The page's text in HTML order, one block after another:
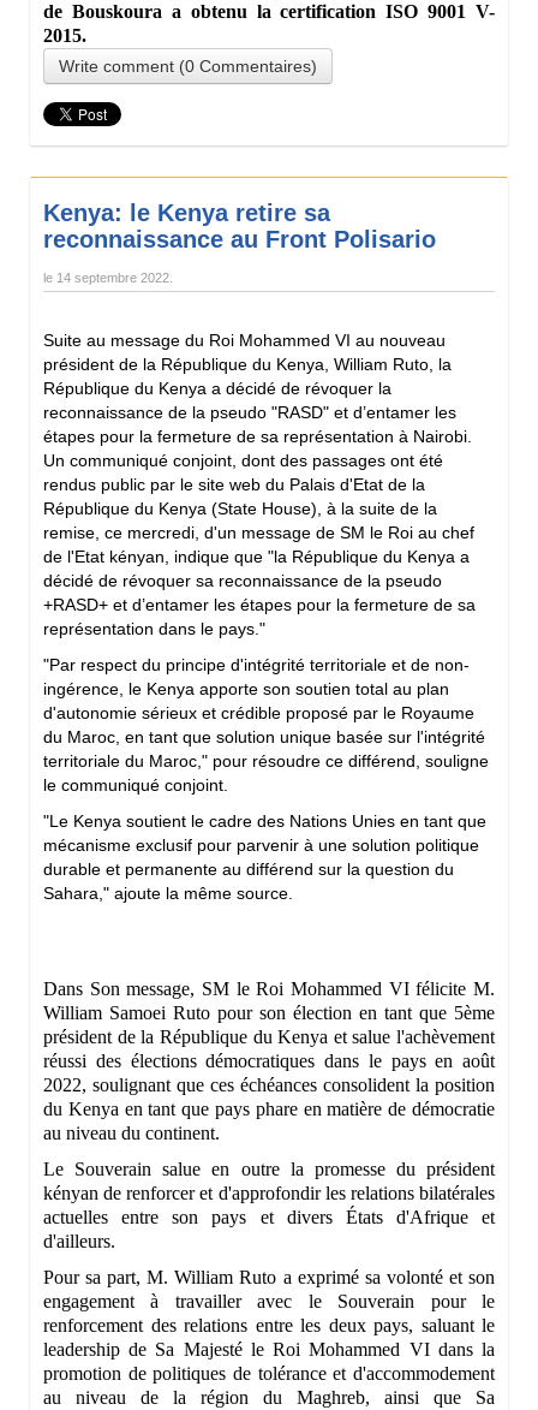
de Bouskoura a obtenu la certification ISO 9001 V-
2015.
Write comment (0 Commentaires)
Kenya: le Kenya retire sa
reconnaissance au Front Polisario
le 14 septembre 2022
Suite au message du Roi Mohammed VI au nouveau
président de la République du Kenya, William Ruto, la
République du Kenya a décidé de révoquer la
reconnaissance de la pseudo "RASD" et d’entamer les
étapes pour la fermeture de sa représentation à Nairobi.
Un communiqué conjoint, dont des passages ont été
rendus public par le site web du Palais d'Etat de la
République du Kenya (State House), à la suite de la
remise, ce mercredi, d'un message de SM le Roi au chef
de l'Etat kényan, indique que "la République du Kenya a
décidé de révoquer sa reconnaissance de la pseudo
+RASD+ et d’entamer les étapes pour la fermeture de sa
représentation dans le pays."
"Par respect du principe d'intégrité territoriale et de non-
ingérence, le Kenya apporte son soutien total au plan
d'autonomie sérieux et crédible proposé par le Royaume
du Maroc, en tant que solution unique basée sur l'intégrité
territoriale du Maroc," pour résoudre ce différend, souligne
le communiqué conjoint.
"Le Kenya soutient le cadre des Nations Unies en tant que
mécanisme exclusif pour parvenir à une solution politique
durable et permanente au différend sur la question du
Sahara," ajoute la même source.
Dans Son message, SM le Roi Mohammed VI félicite M.
William Samoei Ruto pour son élection en tant que 5ème
président de la République du Kenya et salue l'achèvement
réussi des élections démocratiques dans le pays en août
2022, soulignant que ces échéances consolident la position
du Kenya en tant que pays phare en matière de démocratie
au niveau du continent.
Le Souverain salue en outre la promesse du président
kényan de renforcer et d'approfondir les relations bilatérales
actuelles entre son pays et divers États d'Afrique et
d'ailleurs.
Pour sa part, M. William Ruto a exprimé sa volonté et son
engagement à travailler avec le Souverain pour le
renforcement des relations entre les deux pays, saluant le
leadership de Sa Majesté le Roi Mohammed VI dans la
promotion de politiques de tolérance et d'accommodement
au niveau de la région du Maghreb, ainsi que Sa